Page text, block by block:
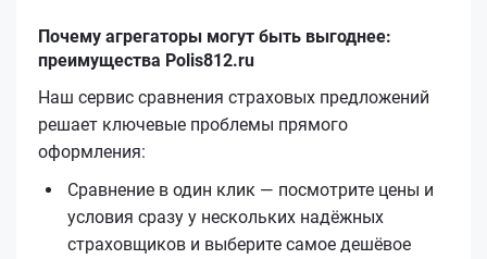
Почему агрегаторы могут быть выгоднее:
преимущества Polis812.ru
Наш сервис сравнения страховых предложений
решает ключевые проблемы прямого
оформления:
Сравнение в один клик — посмотрите цены и
условия сразу у нескольких надёжных
страховщиков и выберите самое дешёвое